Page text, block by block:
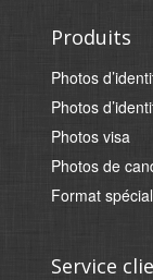
Produits
Photos
Photos
Photos visa
Photos de
Format spécial
Service